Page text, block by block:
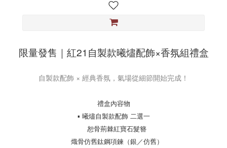
限量發售｜紅21自製款曦燼配飾×香氛組禮盒
自製款配飾 × 經典香氛，氣場從細節開始完成！
禮盒內容物
▪ 曦燼自製款配飾 二選一
恕骨荊棘紅寶石髮簪
熾骨仿舊鈦鋼項鍊（銀／仿舊）